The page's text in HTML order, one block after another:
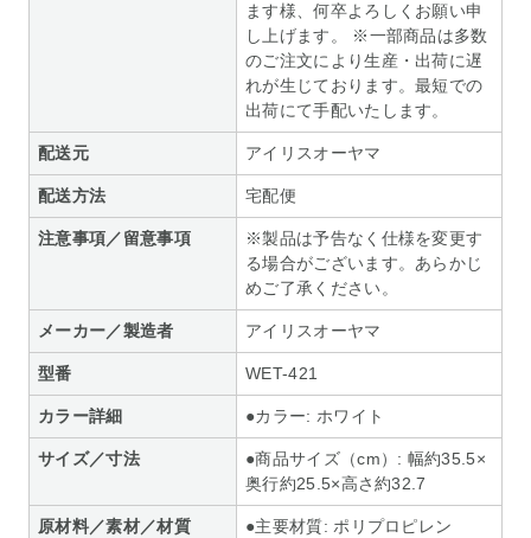
ます様、何卒よろしくお願い申
し上げます。 ※一部商品は多数
のご注文により生産・出荷に遅
れが生じております。最短での
出荷にて手配いたします。
配送元 アイリスオーヤマ
配送方法 宅配便
注意事項／留意事項
※製品は予告なく仕様を変更す
る場合がございます。あらかじ
めご了承ください。
メーカー／製造者 アイリスオーヤマ
型番 WET-421
カラー詳細 ●カラー: ホワイト
サイズ／寸法
●商品サイズ（cm）: 幅約35.5×
奥行約25.5×高さ約32.7
原材料／素材／材質 ●主要材質: ポリプロピレン